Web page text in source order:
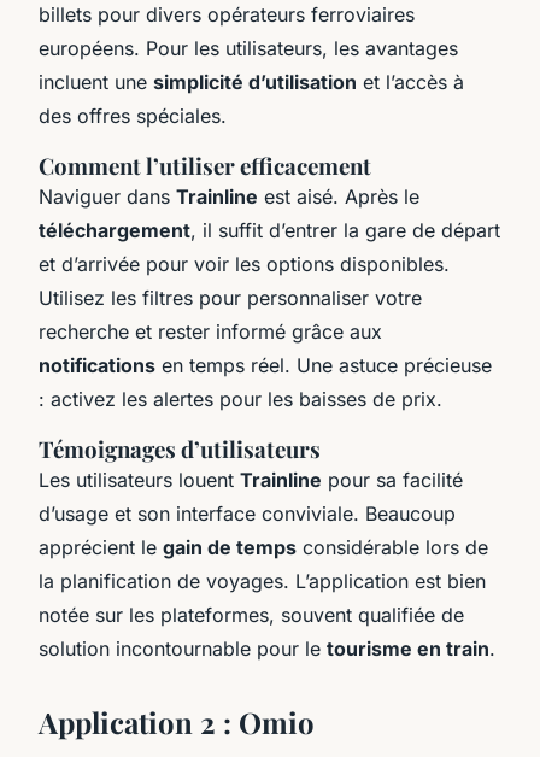
billets pour divers opérateurs ferroviaires
européens. Pour les utilisateurs, les avantages
incluent une simplicité d’utilisation et l’accès à
des offres spéciales.
Comment l’utiliser efficacement
Naviguer dans Trainline est aisé. Après le
téléchargement, il suffit d’entrer la gare de départ
et d’arrivée pour voir les options disponibles.
Utilisez les filtres pour personnaliser votre
recherche et rester informé grâce aux
notifications en temps réel. Une astuce précieuse
: activez les alertes pour les baisses de prix.
Témoignages d’utilisateurs
Les utilisateurs louent Trainline pour sa facilité
d’usage et son interface conviviale. Beaucoup
apprécient le gain de temps considérable lors de
la planification de voyages. L’application est bien
notée sur les plateformes, souvent qualifiée de
solution incontournable pour le tourisme en train.
Application 2 : Omio